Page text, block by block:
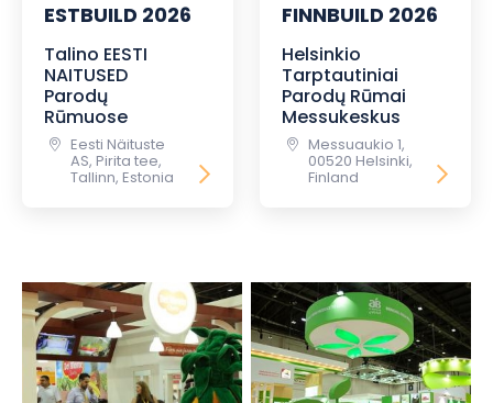
ESTBUILD 2026
Talino EESTI
NAITUSED
Parodų
Rūmuose
Eesti Näituste
AS, Pirita tee,
Tallinn, Estonia
FINNBUILD 2026
Helsinkio
Tarptautiniai
Parodų Rūmai
Messukeskus
Messuaukio 1,
00520 Helsinki,
Finland